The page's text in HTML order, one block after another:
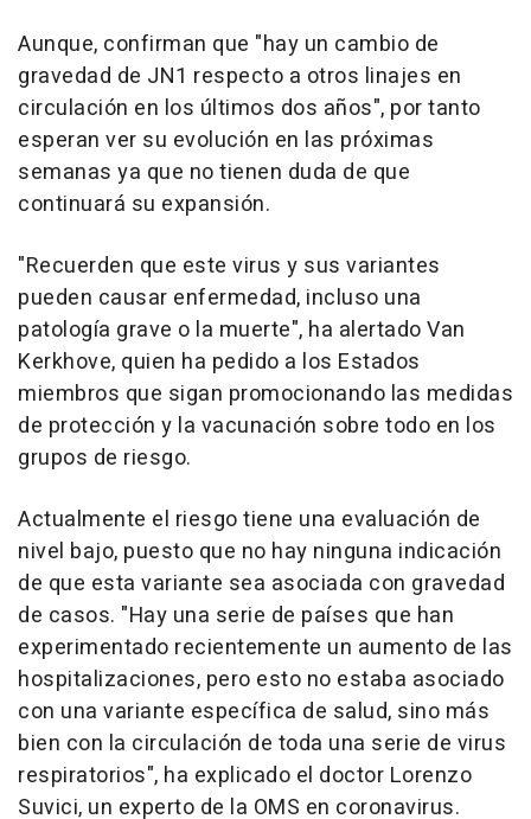
Aunque, confirman que "hay un cambio de
gravedad de JN1 respecto a otros linajes en
circulación en los últimos dos años", por tanto
esperan ver su evolución en las próximas
semanas ya que no tienen duda de que
continuará su expansión.
"Recuerden que este virus y sus variantes
pueden causar enfermedad, incluso una
patología grave o la muerte", ha alertado Van
Kerkhove, quien ha pedido a los Estados
miembros que sigan promocionando las medidas
de protección y la vacunación sobre todo en los
grupos de riesgo.
Actualmente el riesgo tiene una evaluación de
nivel bajo, puesto que no hay ninguna indicación
de que esta variante sea asociada con gravedad
de casos. "Hay una serie de países que han
experimentado recientemente un aumento de las
hospitalizaciones, pero esto no estaba asociado
con una variante específica de salud, sino más
bien con la circulación de toda una serie de virus
respiratorios", ha explicado el doctor Lorenzo
Suvici, un experto de la OMS en coronavirus.